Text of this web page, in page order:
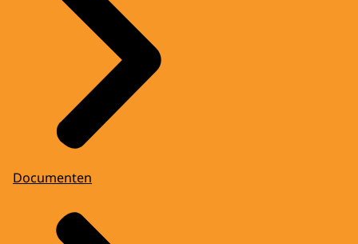
Documenten